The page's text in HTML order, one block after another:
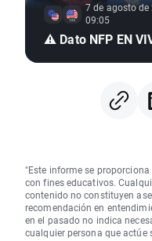
7 de agosto de
09:05
⚠️ Dato NFP EN
"Este informe se
con fines educativos.
contenido no constituyen
recomendación en
en el pasado no indica
cualquier persona que